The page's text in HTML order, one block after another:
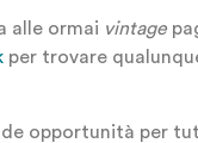
alle ormai vintage
per trovare
opportunità per